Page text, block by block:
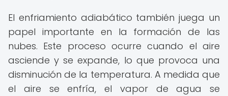
El enfriamiento adiabático también juega un
papel importante en la formación de las
nubes. Este proceso ocurre cuando el aire
asciende y se expande, lo que provoca una
disminución de la temperatura. A medida que
el aire se enfría, el vapor de agua se